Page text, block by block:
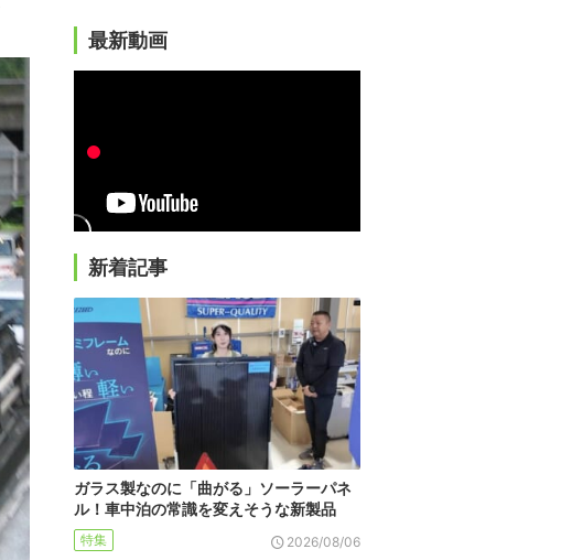
最新動画
新着記事
ガラス製なのに「曲がる」ソーラーパネ
ル！車中泊の常識を変えそうな新製品
特集 2026/08/06